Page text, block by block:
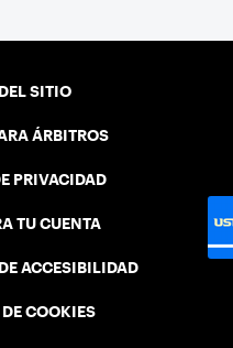
SITIO
ÁRBITROS
PRIVACIDAD
TU CUENTA
ACCESIBILIDAD
COOKIES